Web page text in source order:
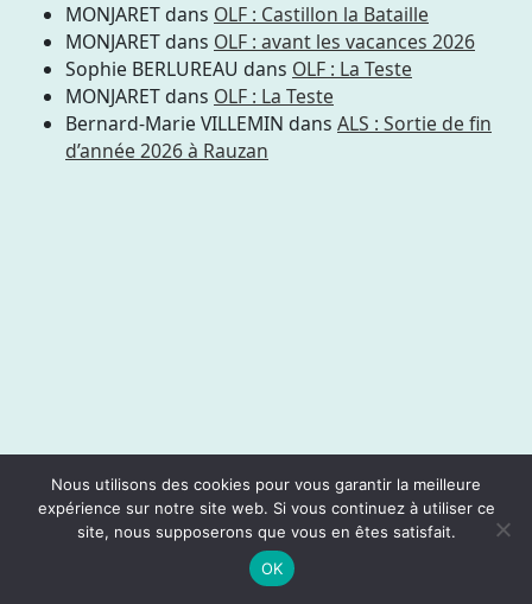
MONJARETdans OLF : Castillon la Bataille
MONJARETdans OLF : avant les vacances 2026
Sophie BERLUREAU dans OLF : La Teste
MONJARETdans OLF : La Teste
Bernard-Marie VILLEMIN dans ALS : Sortie de fin
d’année 2026 à Rauzan
Nous utilisons des cookies pour vous garantir la meilleure
expérience sur notre site web. Si vous continuez à utiliser ce
site, nous supposerons que vous en êtes satisfait.
OK